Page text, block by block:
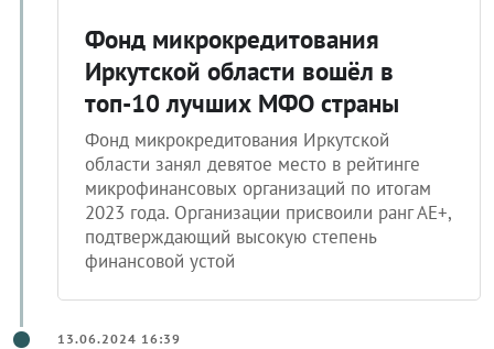
Фонд микрокредитования
Иркутской области вошёл в
топ-10 лучших МФО страны
Фонд микрокредитования Иркутской
области занял девятое место в рейтинге
микрофинансовых организаций по итогам
2023 года. Организации присвоили ранг АE+,
подтверждающий высокую степень
финансовой устой
13.06.2024 16:39